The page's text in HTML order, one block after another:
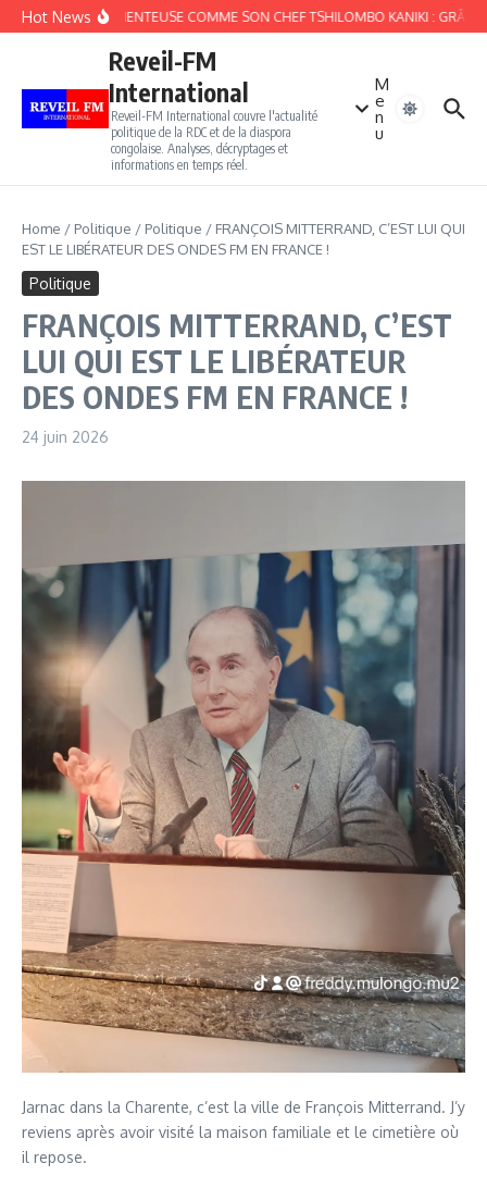
Aller au contenu
Hot News
FIEFFÉE MENTEUSE COMME SON CHEF TSHILOMBO KANIKI : GRÂCE
Reveil-FM
International
Reveil-FM International couvre l'actualité
politique de la RDC et de la diaspora
congolaise. Analyses, décryptages et
informations en temps réel.
M
e
n
u
Home / Politique / Politique / FRANÇOIS MITTERRAND, C’EST LUI QUI
EST LE LIBÉRATEUR DES ONDES FM EN FRANCE !
Politique
FRANÇOIS MITTERRAND, C’EST
LUI QUI EST LE LIBÉRATEUR
DES ONDES FM EN FRANCE !
24 juin 2026
Jarnac dans la Charente, c’est la ville de François Mitterrand. J’y
reviens après avoir visité la maison familiale et le cimetière où
il repose.